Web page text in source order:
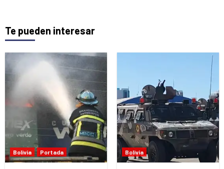
Te pueden interesar
Bolivia Portada Bolivia